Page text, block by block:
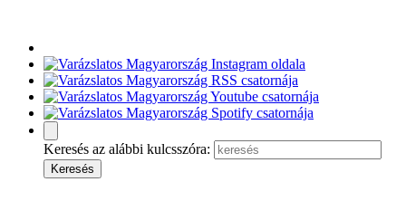
Keresés az alábbi kulcsszóra: